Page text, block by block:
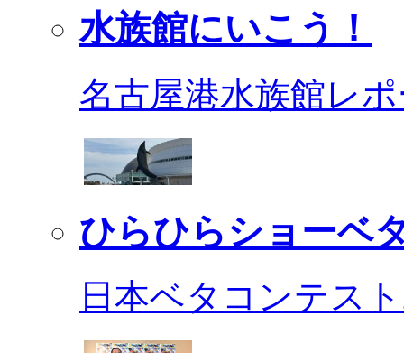
水族館にいこう！
名古屋港水族館レ
ひらひらショーベ
日本ベタコンテス